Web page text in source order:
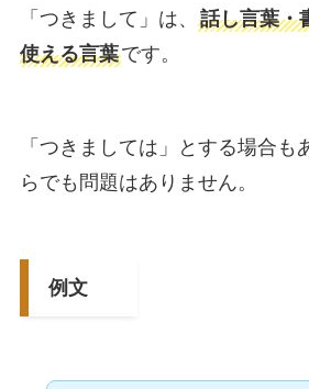
「つきまして」は、 話し言葉・
使える言葉です。
「つきましては」とする場合も
らでも問題はありません。
例文